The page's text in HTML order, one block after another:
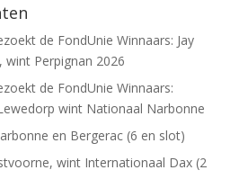
de FondUnie Winnaars: Jay
wint Perpignan 2026
de FondUnie Winnaars:
wint Nationaal Narbonne
en Bergerac (6 en slot)
wint Internationaal Dax (2